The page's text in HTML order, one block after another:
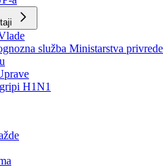
a
služba Ministarstva privrede
H1N1